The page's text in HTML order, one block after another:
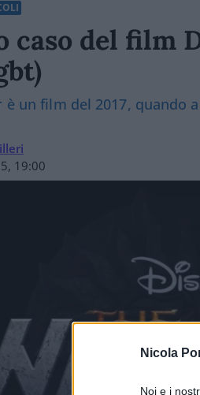
Nicola
Noi e i
caso del film
è un film del 2017, quando
19:00